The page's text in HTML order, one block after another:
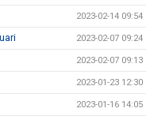
2023-02-14 09:54
2023-02-07 09:24
2023-02-07 09:13
2023-01-23 12:30
2023-01-16 14:05